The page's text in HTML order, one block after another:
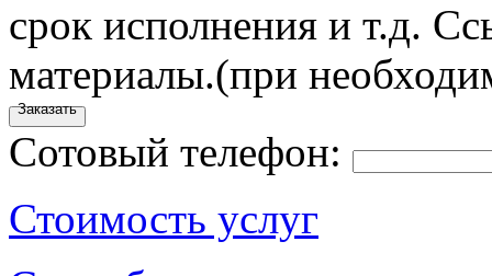
срок исполнения и т.д.
материалы.(при
Заказать
Сотовый телефон:
Стоимость услуг